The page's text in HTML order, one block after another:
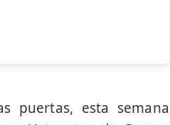
puertas, esta semana